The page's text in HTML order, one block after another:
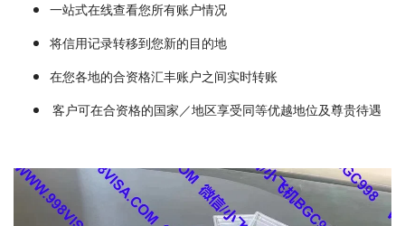
一站式在线查看您所有账户情况
将信用记录转移到您新的目的地
在您各地的合资格汇丰账户之间实时转账
客户可在合资格的国家／地区享受同等优越地位及尊贵待遇